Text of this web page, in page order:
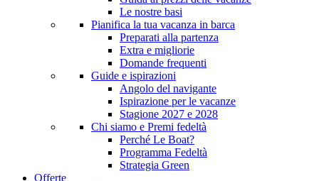
Le nostre basi
Pianifica la tua vacanza in barca
Preparati alla partenza
Extra e migliorie
Domande frequenti
Guide e ispirazioni
Angolo del navigante
Ispirazione per le vacanze
Stagione 2027 e 2028
Chi siamo e Premi fedeltà
Perché Le Boat?
Programma Fedeltà
Strategia Green
Offerte